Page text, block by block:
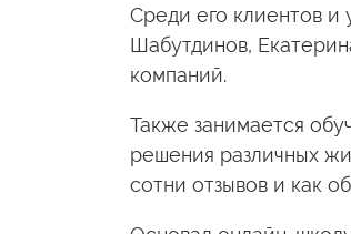
Среди его клиентов и
Шабутдинов,
компаний.
Также занимается
решения различных
сотни отзывов и как